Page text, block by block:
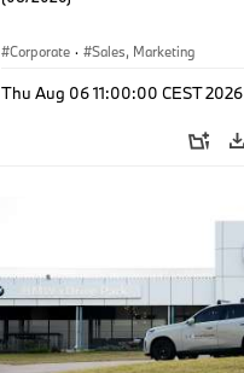
Corporate · Sales, Marketing
Thu Aug 06 11:00:00 CEST 2026